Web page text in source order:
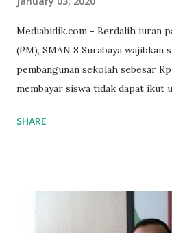
Mediabidik.com - Berdalih iuran
(PM), SMAN 8 Surabaya wajibkan
pembangunan sekolah sebesar
membayar siswa tidak dapat ikut
SMAN 8 Jalan Iskandar Muda
Mujib menambahkan, akhirnya
uang tetangga 500 ribu, agar
SHARE